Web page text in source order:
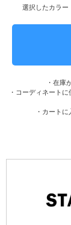
選択したカラー
・在庫
・コーディネート
・カート